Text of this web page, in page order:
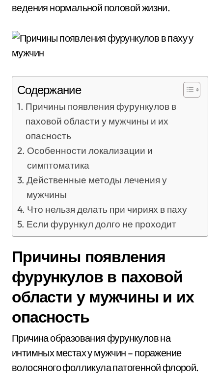
ведения нормальной половой жизни.
Содержание
Причины появления фурункулов в
паховой области у мужчины и их
опасность
Особенности локализации и
симптоматика
Действенные методы лечения у
мужчины
Что нельзя делать при чириях в паху
Если фурункул долго не проходит
Причины появления
фурункулов в паховой
области у мужчины и их
опасность
Причина образования фурункулов на
интимных местах у мужчин – поражение
волосяного фолликула патогенной флорой.